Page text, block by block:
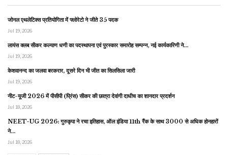
जोनल एथलेटिक्स प्रतियोगिता में फ्लोरेटो ने जीते 35 पदक
Jul 19, 2026
लायंस क्लब सीकर कल्याण धणी का पदस्थापना एवं पुरस्कार समारोह सम्पन्न, नई कार्यकारिणी ने…
Jul 19, 2026
केशवानन्द का जलवा बरकरार, दूसरे दिन भी जीत का सिलसिला जारी
Jul 19, 2026
नीट-यूजी 2026 में पीसीपी (प्रिंस) सीकर की छात्रा देवांगी दाधीच का शानदार प्रदर्शन
Jul 18, 2026
NEET-UG 2026: गुरुकृपा ने रचा इतिहास, ऑल इंडिया 11th रैंक के साथ 3000 से अधिक होनहारों
ने…
Jul 18, 2026